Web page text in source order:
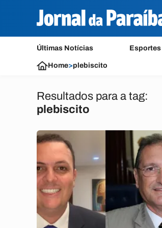
Últimas Notícias Esportes
Home>plebiscito
Resultados para a tag:
plebiscito